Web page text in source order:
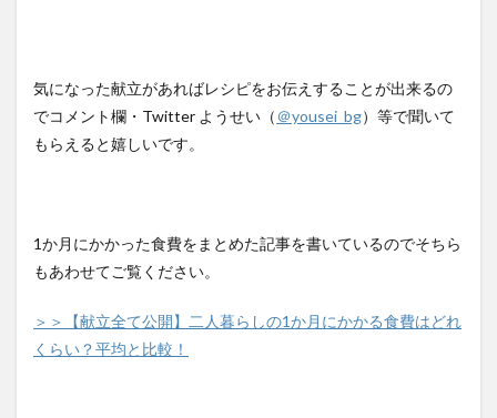
気になった献立があればレシピをお伝えすることが出来るの
でコメント欄・Twitter ようせい（ ＠yousei_bg）等で聞いて
もらえると嬉しいです。
1か月にかかった食費をまとめた記事を書いているのでそちら
もあわせてご覧ください。
＞＞【献立全て公開】二人暮らしの1か月にかかる食費はどれ
くらい？平均と比較！